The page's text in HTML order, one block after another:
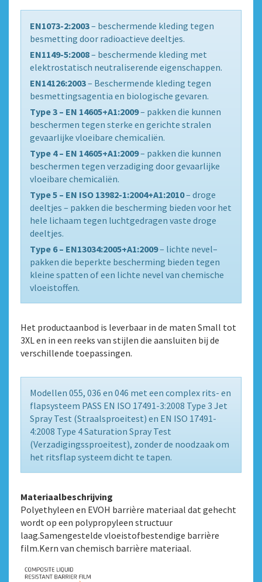
EN1073-2:2003– beschermende kleding tegen
besmetting door radioactieve deeltjes.
EN1149-5:2008– beschermende kleding met
elektrostatisch neutraliserende eigenschappen.
EN14126:2003– Beschermende kleding tegen
besmettingsagentia en biologische gevaren.
Type 3 – EN 14605+A1:2009– pakken die kunnen
beschermen tegen sterke en gerichte stralen
gevaarlijke vloeibare chemicaliën.
Type 4 – EN 14605+A1:2009– pakken die kunnen
beschermen tegen verzadiging door gevaarlijke
vloeibare chemicaliën.
Type 5 – EN ISO 13982-1:2004+A1:2010– droge
deeltjes – pakken die bescherming bieden voor het
hele lichaam tegen luchtgedragen vaste droge
deeltjes.
Type 6 – EN13034:2005+A1:2009– lichte nevel–
pakken die beperkte bescherming bieden tegen
kleine spatten of een lichte nevel van chemische
vloeistoffen.
Het productaanbod is leverbaar in de maten Small tot
3XL en in een reeks van stijlen die aansluiten bij de
verschillende toepassingen.
Modellen 055, 036 en 046 met een complex rits- en
flapsysteem PASS EN ISO 17491-3:2008 Type 3 Jet
Spray Test (Straalsproeitest) en EN ISO 17491-
4:2008 Type 4 Saturation Spray Test
(Verzadigingssproeitest), zonder de noodzaak om
het ritsflap systeem dicht te tapen.
Materiaalbeschrijving
Polyethyleen en EVOH barrière materiaal dat gehecht
wordt op een polypropyleen structuur
laag.Samengestelde vloeistofbestendige barrière
film.Kern van chemisch barrière materiaal.